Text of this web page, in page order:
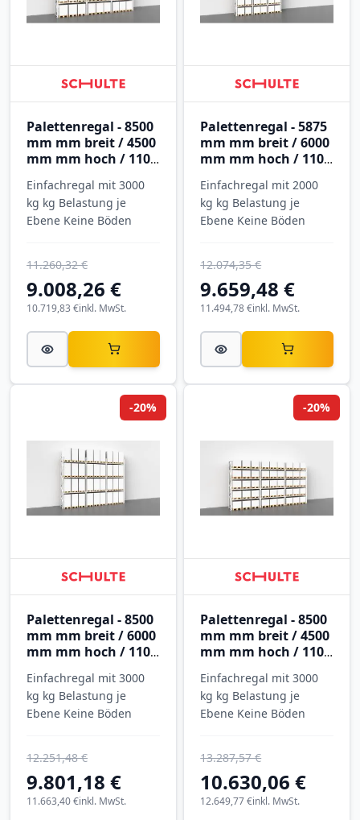
Palettenregal - 8500
mm mm breit / 4500
mm mm hoch / 1100
Ebenen
Einfachregal mit 3000
kg kg Belastung je
Ebene Keine Böden
9.008,26 €
11.260,32 €
inkl. MwSt.
10.719,83 €
Palettenregal - 5875
mm mm breit / 6000
mm mm hoch / 1100
Ebenen
Einfachregal mit 2000
kg kg Belastung je
Ebene Keine Böden
9.659,48 €
12.074,35 €
inkl. MwSt.
11.494,78 €
Palettenregal - 8500
mm mm breit / 6000
mm mm hoch / 1100
Ebenen
Einfachregal mit 3000
kg kg Belastung je
Ebene Keine Böden
9.801,18 €
12.251,48 €
-20%
inkl. MwSt.
11.663,40 €
Palettenregal - 8500
mm mm breit / 4500
mm mm hoch / 1100
Ebenen
Einfachregal mit 3000
kg kg Belastung je
Ebene Keine Böden
10.630,06 €
13.287,57 €
-20%
inkl. MwSt.
12.649,77 €